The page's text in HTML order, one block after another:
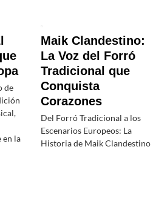
de
en la
Maik Clandestino:
La Voz del Forró
Tradicional que
Conquista
Corazones
Del Forró Tradicional a los
Escenarios Europeos: La
Historia de Maik Clandestino